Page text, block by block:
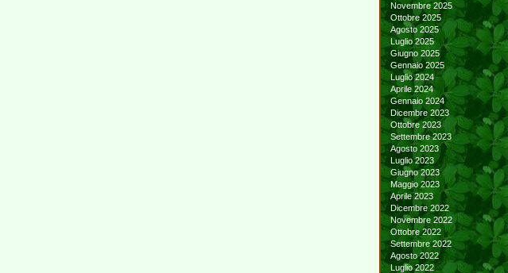
Novembre 2025
Ottobre 2025
Agosto 2025
Luglio 2025
Giugno 2025
Gennaio 2025
Luglio 2024
Aprile 2024
Gennaio 2024
Dicembre 2023
Ottobre 2023
Settembre 2023
Agosto 2023
Luglio 2023
Giugno 2023
Maggio 2023
Aprile 2023
Dicembre 2022
Novembre 2022
Ottobre 2022
Settembre 2022
Agosto 2022
Luglio 2022